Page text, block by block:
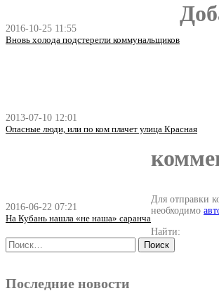
2016-10-25 11:55
Вновь холода подстерегли коммунальщиков
2013-07-10 12:01
Опасные люди, или по ком плачет улица Красная
2016-06-22 07:21
На Кубань нашла «не наша» саранча
Для отправки
необходимо
Найти:
Последние новости